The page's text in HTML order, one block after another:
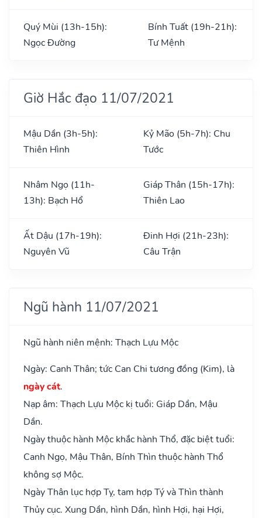
Quý Mùi (13h-15h):
Ngọc Đường
Bính Tuất (19h-21h):
Tư Mệnh
Giờ Hắc đạo 11/07/2021
Mậu Dần (3h-5h):
Thiên Hình
Kỷ Mão (5h-7h): Chu
Tước
Nhâm Ngọ (11h-
13h): Bạch Hổ
Giáp Thân (15h-17h):
Thiên Lao
Ất Dậu (17h-19h):
Nguyên Vũ
Đinh Hợi (21h-23h):
Câu Trận
Ngũ hành 11/07/2021
Ngũ hành niên mệnh: Thạch Lựu Mộc
Ngày: Canh Thân; tức Can Chi tương đồng (Kim), là
ngày cát.
Nạp âm: Thạch Lựu Mộc kị tuổi: Giáp Dần, Mậu
Dần.
Ngày thuộc hành Mộc khắc hành Thổ, đặc biệt tuổi:
Canh Ngọ, Mậu Thân, Bính Thìn thuộc hành Thổ
không sợ Mộc.
Ngày Thân lục hợp Tỵ, tam hợp Tý và Thìn thành
Thủy cục. Xung Dần, hình Dần, hình Hợi, hại Hợi,